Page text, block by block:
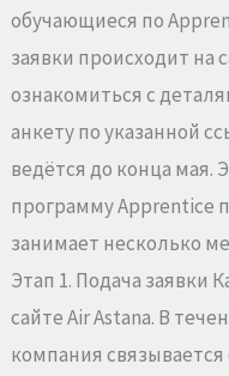
обучающиеся по
заявки происходит на
ознакомиться с
анкету по указанной
ведётся до конца мая.
программу Apprentice
занимает несколько
Этап 1. Подача заявки
сайте Air Astana. В
компания связывается